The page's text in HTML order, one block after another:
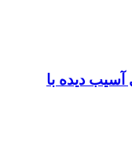
آسیب دیده با